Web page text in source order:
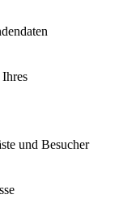
und Besucher